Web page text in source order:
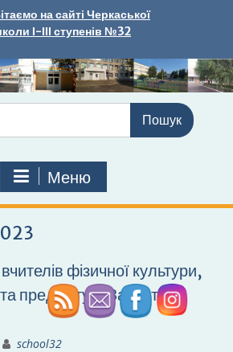
на сайті Черкаської
І-ІІІ ступенів №32
Меню
фізичної культури,
предмету «Захист
school32